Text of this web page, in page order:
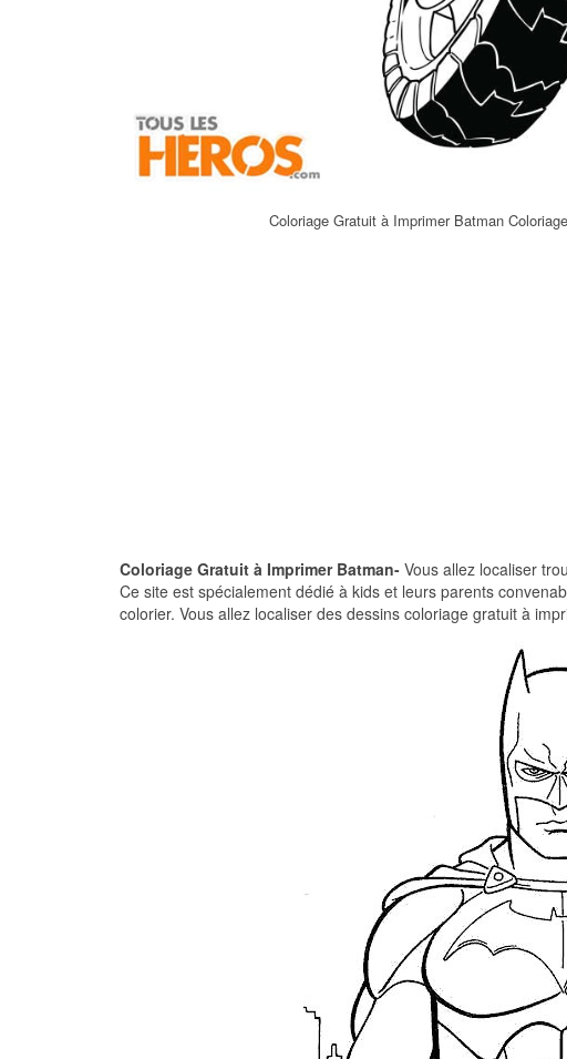
Coloriage Gratuit à Imprimer Batman
Coloriage Gratuit à Imprimer Batman- Vous allez localiser
Ce site est spécialement dédié à kids et leurs parents
colorier. Vous allez localiser des dessins coloriage gratuit à